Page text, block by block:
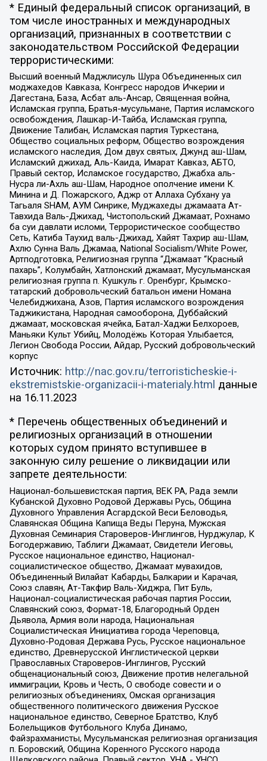
* Единый федеральный список организаций, в
том числе иностранных и международных
организаций, признанных в соответствии с
законодательством Российской Федерации
террористическими:
Высший военный Маджлисуль Шура Объединенных сил
моджахедов Кавказа, Конгресс народов Ичкерии и
Дагестана, База, Асбат аль-Ансар, Священная война,
Исламская группа, Братья-мусульмане, Партия исламского
освобождения, Лашкар-И-Тайба, Исламская группа,
Движение Талибан, Исламская партия Туркестана,
Общество социальных реформ, Общество возрождения
исламского наследия, Дом двух святых, Джунд аш-Шам,
Исламский джихад, Аль-Каида, Имарат Кавказ, АБТО,
Правый сектор, Исламское государство, Джабха аль-
Нусра ли-Ахль аш-Шам, Народное ополчение имени К.
Минина и Д. Пожарского, Аджр от Аллаха Субхану уа
Тагьаля SHAM, АУМ Синрике, Муджахеды джамаата Ат-
Тавхида Валь-Джихад, Чистопольский Джамаат, Рохнамо
ба суи давлати исломи, Террористическое сообщество
Сеть, Катиба Таухид валь-Джихад, Хайят Тахрир аш-Шам,
Ахлю Сунна Валь Джамаа, National Socialism/White Power,
Артподготовка, Религиозная группа “Джамаат “Красный
пахарь”, Колумбайн, Хатлонский джамаат, Мусульманская
религиозная группа п. Кушкуль г. Оренбург, Крымско-
татарский добровольческий батальон имени Номана
Челебиджихана, Азов, Партия исламского возрождения
Таджикистана, Народная самооборона, Дуббайский
джамаат, московская ячейка, Батал-Хаджи Белхороев,
Маньяки Культ Убийц, Молодёжь Которая Улыбается,
Легион Свобода России, Айдар, Русский добровольческий
корпус
Источник: http://nac.gov.ru/terroristicheskie-i-
ekstremistskie-organizacii-i-materialy.html данные
на 16.11.2023
* Перечень общественных объединений и
религиозных организаций в отношении
которых судом принято вступившее в
законную силу решение о ликвидации или
запрете деятельности:
Национал-большевистская партия, ВЕК РА, Рада земли
Кубанской Духовно Родовой Державы Русь, Община
Духовного Управления Асгардской Веси Беловодья,
Славянская Община Капища Веды Перуна, Мужская
Духовная Семинария Староверов-Инглингов, Нурджулар, К
Богодержавию, Таблиги Джамаат, Свидетели Иеговы,
Русское национальное единство, Национал-
социалистическое общество, Джамаат мувахидов,
Объединенный Вилайат Кабарды, Балкарии и Карачая,
Союз славян, Ат-Такфир Валь-Хиджра, Пит Буль,
Национал-социалистическая рабочая партия России,
Славянский союз, Формат-18, Благородный Орден
Дьявола, Армия воли народа, Национальная
Социалистическая Инициатива города Череповца,
Духовно-Родовая Держава Русь, Русское национальное
единство, Древнерусской Инглистической церкви
Православных Староверов-Инглингов, Русский
общенациональный союз, Движение против нелегальной
иммиграции, Кровь и Честь, О свободе совести и о
религиозных объединениях, Омская организация
общественного политического движения Русское
национальное единство, Северное Братство, Клуб
Болельщиков Футбольного Клуба Динамо,
Файзрахманисты, Мусульманская религиозная организация
п. Боровский, Община Коренного Русского народа